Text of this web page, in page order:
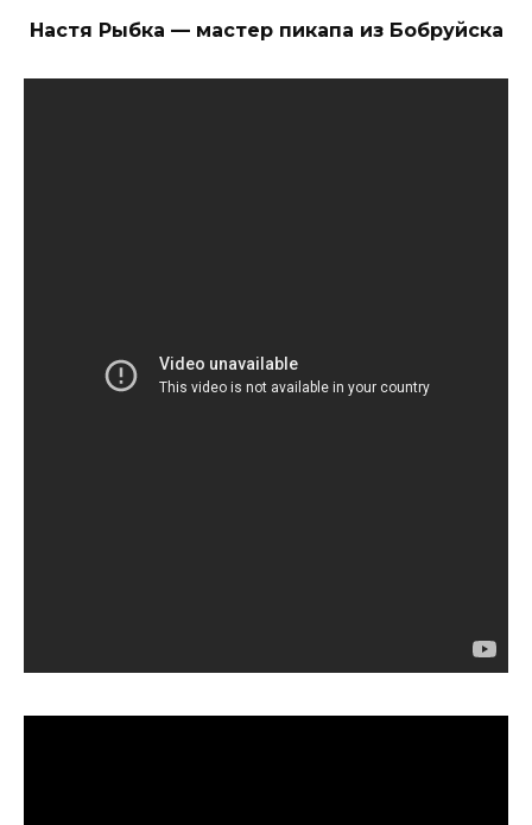
Настя Рыбка — мастер пикапа из Бобруйска